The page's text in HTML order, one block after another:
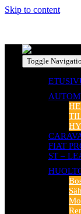
Skip to content
Toggle
FIAT
ST –